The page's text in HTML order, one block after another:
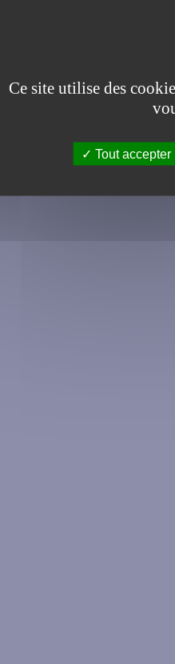
Ce site utilise des
Tout accepter